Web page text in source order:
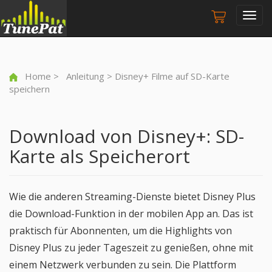
Home > Anleitung > Disney+ Filme auf SD-Karte
speichern
Download von Disney+: SD-
Karte als Speicherort
Wie die anderen Streaming-Dienste bietet Disney Plus
die Download-Funktion in der mobilen App an. Das ist
praktisch für Abonnenten, um die Highlights von
Disney Plus zu jeder Tageszeit zu genießen, ohne mit
einem Netzwerk verbunden zu sein. Die Plattform